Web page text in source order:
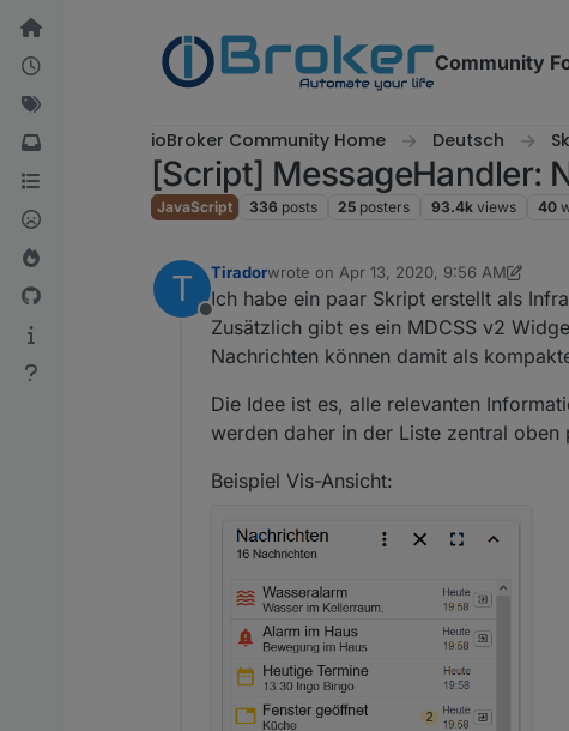
Skip to content
Community
ioBroker Community Home Deutsch
[Script] MessageHandler:
JavaScript 336 posts 25 posters 93.4k views 40
T
Offline
Tiradorwrote on Apr 13, 2020, 9:56 AM
last edited by TiradorMar 21, 2021, 10:49
Ich habe ein paar Skript erstellt als
Zusätzlich gibt es ein MDCSS v2
Nachrichten können damit als
Die Idee ist es, alle relevanten
werden daher in der Liste zentral
Beispiel Vis-Ansicht: